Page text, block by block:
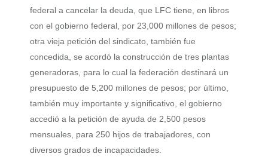
federal a cancelar la deuda, que LFC tiene, en libros
con el gobierno federal, por 23,000 millones de pesos;
otra vieja petición del sindicato, también fue
concedida, se acordó la construcción de tres plantas
generadoras, para lo cual la federación destinará un
presupuesto de 5,200 millones de pesos; por último,
también muy importante y significativo, el gobierno
accedió a la petición de ayuda de 2,500 pesos
mensuales, para 250 hijos de trabajadores, con
diversos grados de incapacidades.